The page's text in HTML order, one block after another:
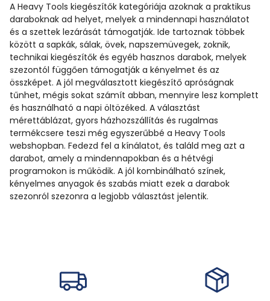
A Heavy Tools kiegészítők kategóriája azoknak a praktikus
daraboknak ad helyet, melyek a mindennapi használatot
és a szettek lezárását támogatják. Ide tartoznak többek
között a sapkák, sálak, övek, napszemüvegek, zoknik,
technikai kiegészítők és egyéb hasznos darabok, melyek
szezontól függően támogatják a kényelmet és az
összképet. A jól megválasztott kiegészítő apróságnak
tűnhet, mégis sokat számít abban, mennyire lesz komplett
és használható a napi öltözéked. A választást
mérettáblázat, gyors házhozszállítás és rugalmas
termékcsere teszi még egyszerűbbé a Heavy Tools
webshopban. Fedezd fel a kínálatot, és találd meg azt a
darabot, amely a mindennapokban és a hétvégi
programokon is működik. A jól kombinálható színek,
kényelmes anyagok és szabás miatt ezek a darabok
szezonról szezonra a legjobb választást jelentik.